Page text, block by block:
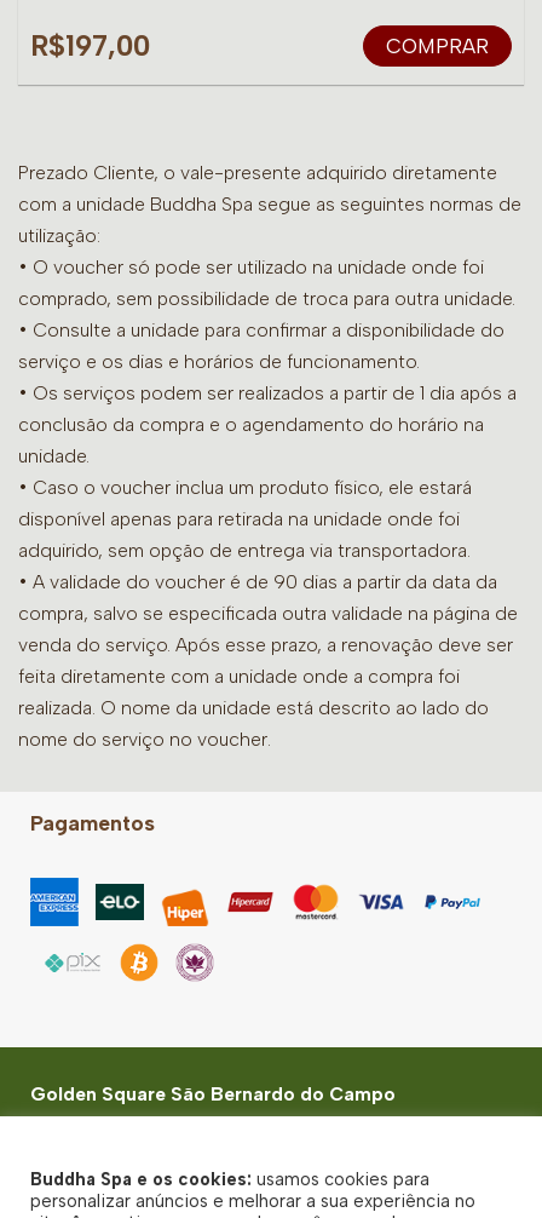
R$197,00 COMPRAR
Prezado Cliente, o vale-presente adquirido diretamente
com a unidade Buddha Spa segue as seguintes normas de
utilização:
• O voucher só pode ser utilizado na unidade onde foi
comprado, sem possibilidade de troca para outra unidade.
• Consulte a unidade para confirmar a disponibilidade do
serviço e os dias e horários de funcionamento.
• Os serviços podem ser realizados a partir de 1 dia após a
conclusão da compra e o agendamento do horário na
unidade.
• Caso o voucher inclua um produto físico, ele estará
disponível apenas para retirada na unidade onde foi
adquirido, sem opção de entrega via transportadora.
• A validade do voucher é de 90 dias a partir da data da
compra, salvo se especificada outra validade na página de
venda do serviço. Após esse prazo, a renovação deve ser
feita diretamente com a unidade onde a compra foi
realizada. O nome da unidade está descrito ao lado do
nome do serviço no voucher.
Pagamentos
Golden Square São Bernardo do Campo
© Buddha Spa 2026 - Todos direitos reservados
Buddha Spa e os cookies: usamos cookies para
personalizar anúncios e melhorar a sua experiência no